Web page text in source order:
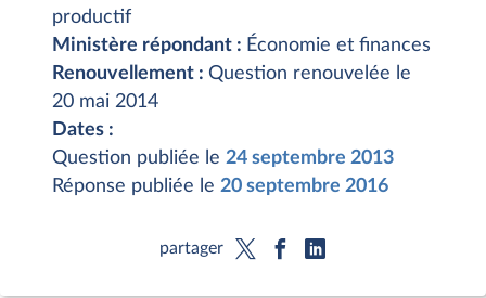
productif
Ministère répondant : Économie et finances
Renouvellement : Question renouvelée le
20 mai 2014
Dates :
Question publiée le 24 septembre 2013
Réponse publiée le 20 septembre 2016
partager